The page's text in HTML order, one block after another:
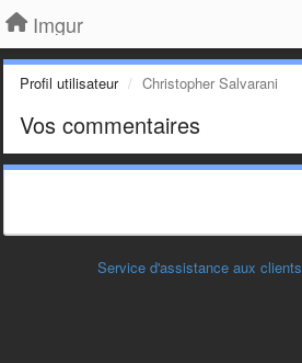
Imgur
Profil utilisateur Christopher Salvarani
Vos commentaires
Service d'assistance aux clients